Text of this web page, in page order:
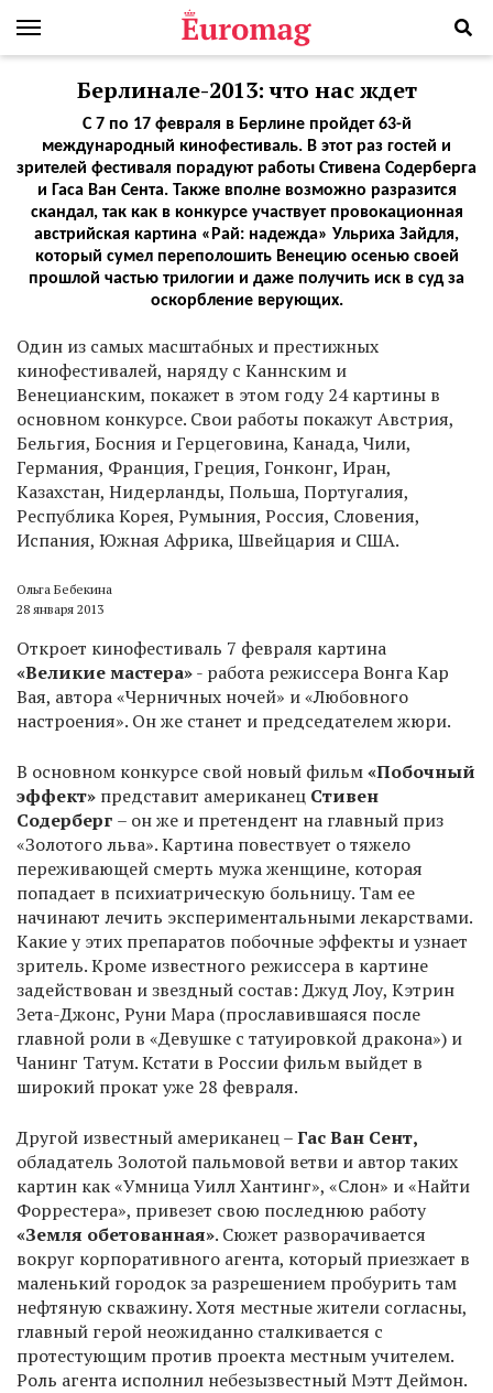
Берлинале-2013: что нас ждет
С 7 по 17 февраля в Берлине пройдет 63-й
международный кинофестиваль. В этот раз гостей и
зрителей фестиваля порадуют работы Стивена Содерберга
и Гаса Ван Сента. Также вполне возможно разразится
скандал, так как в конкурсе участвует провокационная
австрийская картина «Рай: надежда» Ульриха Зайдля,
который сумел переполошить Венецию осенью своей
прошлой частью трилогии и даже получить иск в суд за
оскорбление верующих.
Один из самых масштабных и престижных
кинофестивалей, наряду с Каннским и
Венецианским, покажет в этом году 24 картины в
основном конкурсе. Свои работы покажут Австрия,
Бельгия, Босния и Герцеговина, Канада, Чили,
Германия, Франция, Греция, Гонконг, Иран,
Казахстан, Нидерланды, Польша, Португалия,
Республика Корея, Румыния, Россия, Словения,
Испания, Южная Африка, Швейцария и США.
Ольга Бебекина
28 января 2013
Откроет кинофестиваль 7 февраля картина
«Великие мастера»- работа режиссера Вонга Кар
Вая, автора «Черничных ночей» и «Любовного
настроения». Он же станет и председателем жюри.
В основном конкурсе свой новый фильм«Побочный
эффект» представит американец Стивен
Содерберг – он же и претендент на главный приз
«Золотого льва». Картина повествует о тяжело
переживающей смерть мужа женщине, которая
попадает в психиатрическую больницу. Там ее
начинают лечить экспериментальными лекарствами.
Какие у этих препаратов побочные эффекты и узнает
зритель. Кроме известного режиссера в картине
задействован и звездный состав: Джуд Лоу, Кэтрин
Зета-Джонс, Руни Мара (прославившаяся после
главной роли в «Девушке с татуировкой дракона») и
Чанинг Татум. Кстати в России фильм выйдет в
широкий прокат уже 28 февраля.
Другой известный американец –Гас Ван Сент,
обладатель Золотой пальмовой ветви и автор таких
картин как «Умница Уилл Хантинг», «Слон» и «Найти
Форрестера», привезет свою последнюю работу
«Земля обетованная». Сюжет разворачивается
вокруг корпоративного агента, который приезжает в
маленький городок за разрешением пробурить там
нефтяную скважину. Хотя местные жители согласны,
главный герой неожиданно сталкивается с
протестующим против проекта местным учителем.
Роль агента исполнил небезызвестный Мэтт Деймон.